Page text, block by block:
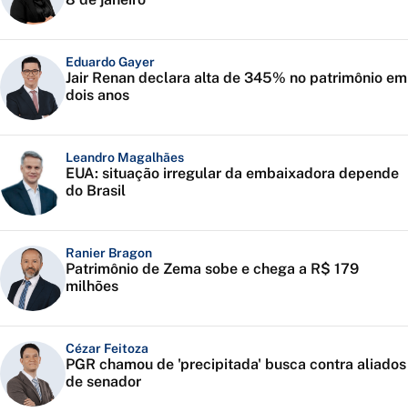
Eduardo Gayer
Jair Renan declara alta de 345% no patrimônio em
dois anos
Leandro Magalhães
EUA: situação irregular da embaixadora depende
do Brasil
Ranier Bragon
Patrimônio de Zema sobe e chega a R$ 179
milhões
Cézar Feitoza
PGR chamou de 'precipitada' busca contra aliados
de senador